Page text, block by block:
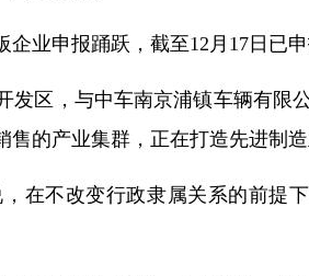
业申报踊跃，截至12月17日已
发区，与中车南京浦镇车辆有限
的产业集群，正在打造先进制
在不改变行政隶属关系的前提